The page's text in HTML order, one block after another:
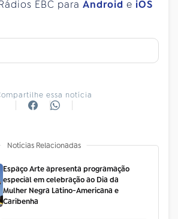
EBC para Android e iOS
essa notícia
Notícias Relacionadas
Espaço Arte apresenta programação
especial em celebração ao Dia da
Mulher Negra Latino-Americana e
Caribenha